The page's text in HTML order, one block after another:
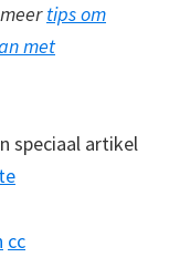
tips om
met
speciaal artikel
cc